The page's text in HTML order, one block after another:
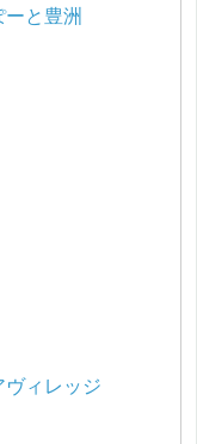
と豊洲
ヴィレッジ